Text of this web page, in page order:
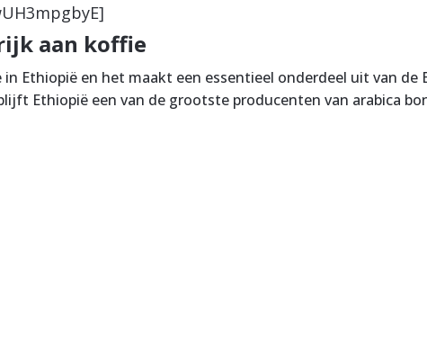
aan koffie
Ethiopië en het maakt een essentieel onderdeel uit van
Ethiopië een van de grootste producenten van arabica